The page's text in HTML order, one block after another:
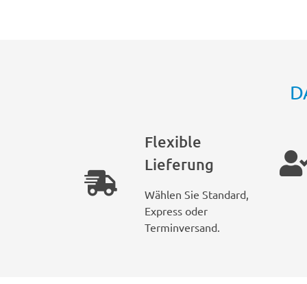
Flexible
Lieferung
Wählen Sie Standard,
Express oder
Terminversand.